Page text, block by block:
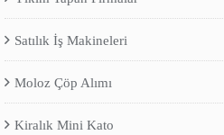
Satılık İş Makineleri
Moloz Çöp Alımı
Kiralık Mini Kato